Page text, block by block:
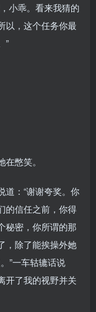
小乖。看来我猜的
以，这个任务你最
”
憋笑。
道：“谢谢夸奖。你
的信任之前，你得
秘密，你所谓的那
，除了能挨操外她
”一车轱辘话说
开了我的视野并关